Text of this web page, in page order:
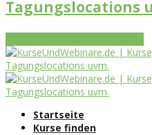
Startseite
Kurse finden